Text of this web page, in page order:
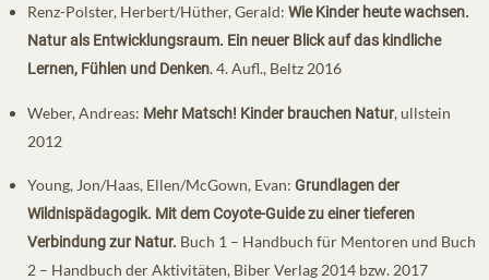
Renz-Polster, Herbert/Hüther, Gerald: Wie Kinder heute wachsen.
Natur als Entwicklungsraum. Ein neuer Blick auf das kindliche
Lernen, Fühlen und Denken. 4. Aufl., Beltz 2016
Weber, Andreas: Mehr Matsch! Kinder brauchen Natur, ullstein
2012
Young, Jon/Haas, Ellen/McGown, Evan: Grundlagen der
Wildnispädagogik. Mit dem Coyote-Guide zu einer tieferen
Verbindung zur Natur. Buch 1 – Handbuch für Mentoren und Buch
2 – Handbuch der Aktivitäten, Biber Verlag 2014 bzw. 2017